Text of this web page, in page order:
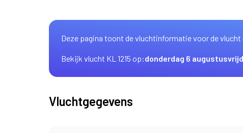
Deze pagina toont de vluchtinformatie voor de vlucht
Bekijk vlucht KL 1215 op:donderdag 6 augustus
Vluchtgegevens